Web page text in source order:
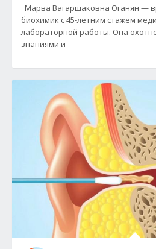
Марва Вагаршаковна Оганян —
биохимик с 45-летним стажем
лабораторной работы. Она
знаниями и